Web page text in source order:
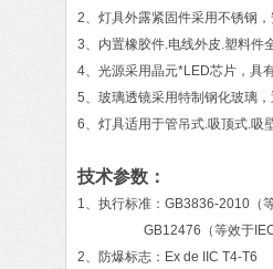
2、灯具外露紧固件采用不锈钢
3、内置橡胶件.电线外皮.塑料件
4、光源采用晶元*LED芯片，具
5、玻璃透镜采用特制钢化玻璃
6、灯具适用于管吊式.吸顶式.吸
技术参数：
1、执行标准：GB3836-2010（
GB12476（等效于
2、防爆标志：Ex de IIC T4-T6